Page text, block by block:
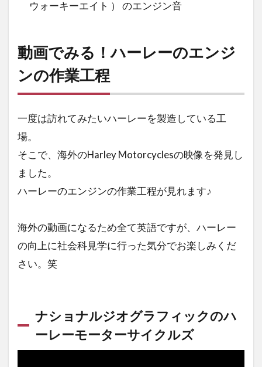
ウォーキーエイト ） のエンジン音
動画でみる！ハーレーのエンジ
ンの作業工程
一度は訪れてみたいハーレーを製造している工
場。
そこで、海外のHarley Motorcyclesの映像を発見し
ました。
ハーレーのエンジンの作業工程が見れます♪
海外の動画になるため全て英語ですが、ハーレー
の向上に社会科見学に行った気分でお楽しみくだ
さい。笑
ナショナルジオグラフィックのハ
ーレーモーターサイクルズ